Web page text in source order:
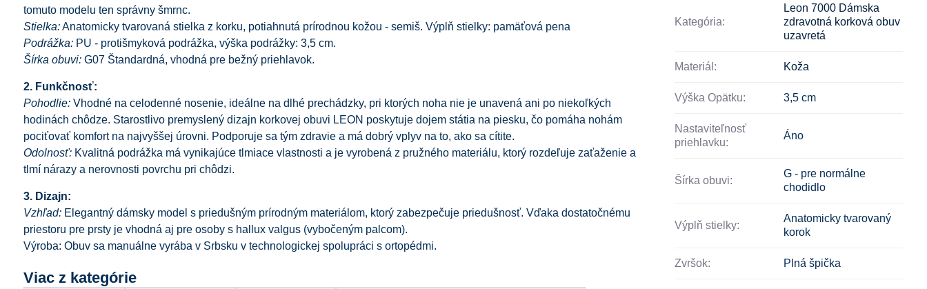
tomuto modelu ten správny šmrnc.
Stielka:Anatomicky tvarovaná stielka z korku, potiahnutá prírodnou kožou - semiš. Výplň stielky: pamäťová pena
Podrážka:PU - protišmyková podrážka, výška podrážky: 3,5 cm.
Šírka obuvi:G07 Štandardná, vhodná pre bežný priehlavok.
2. Funkčnosť:
Pohodlie:Vhodné na celodenné nosenie, ideálne na dlhé prechádzky, pri ktorých noha nie je unavená ani po niekoľkých
hodinách chôdze. Starostlivo premyslený dizajn korkovej obuvi LEON poskytuje dojem státia na piesku, čo pomáha nohám
pociťovať komfort na najvyššej úrovni. Podporuje sa tým zdravie a má dobrý vplyv na to, ako sa cítite.
Odolnosť:Kvalitná podrážka má vynikajúce tlmiace vlastnosti a je vyrobená z pružného materiálu, ktorý rozdeľuje zaťaženie a
tlmí nárazy a nerovnosti povrchu pri chôdzi.
3. Dizajn:
Vzhľad:Elegantný dámsky model s priedušným prírodným materiálom, ktorý zabezpečuje priedušnosť. Vďaka dostatočnému
priestoru pre prsty je vhodná aj pre osoby s hallux valgus (vybočeným palcom).
Výroba: Obuv sa manuálne vyrába v Srbsku v technologickej spolupráci s ortopédmi.
Viac z kategórie
Kategória:
Leon 7000 Dámska
zdravotná korková obuv
uzavretá
Materiál: Koža
Výška Opätku: 3,5 cm
Nastaviteľnosť
priehlavku:
Áno
Šírka obuvi:
G - pre normálne
chodidlo
Výplň stielky:
Anatomicky tvarovaný
korok
Zvršok: Plná špička